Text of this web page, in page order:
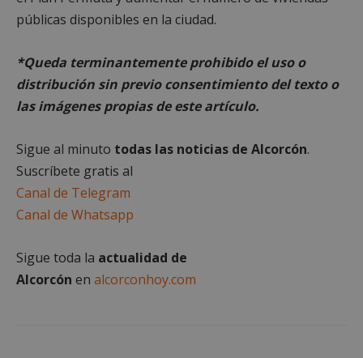
públicas disponibles en la ciudad.
*Queda terminantemente prohibido el uso o
distribución sin previo consentimiento del texto o
las imágenes propias de este artículo.
Sigue al minuto todas las noticias de Alcorcón.
Suscríbete gratis al
Canal de Telegram
Canal de Whatsapp
Sigue toda la actualidad de
Alcorcón en alcorconhoy.com
inicio de sesión de usuario y la gestión de cuentas.
El sitio web no se puede utilizar correctamente sin
Nombre
Proveedor/
PHPSESSID
alcorconhoy.com